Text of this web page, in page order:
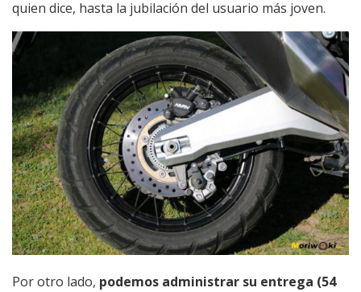
quien dice, hasta la jubilación del usuario más joven.
Por otro lado, podemos administrar su entrega (54